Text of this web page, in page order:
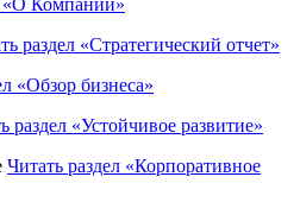
раздел «Стратегический отчет»
«Обзор бизнеса»
раздел «Устойчивое развитие»
Читать раздел «Корпоративное